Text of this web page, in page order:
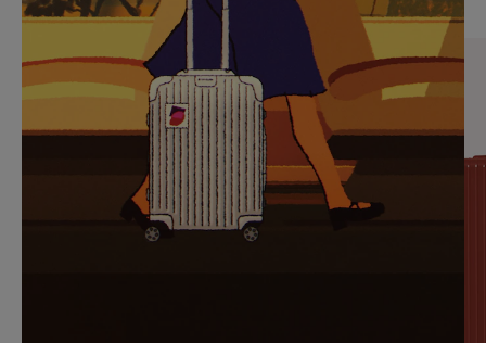
SIE,
UM
ANZUHALTEN
AUFHEBEN
DER
STUMMSCHALTUNG